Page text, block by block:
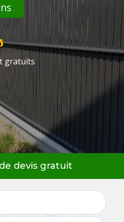
gratuits
devis gratuit